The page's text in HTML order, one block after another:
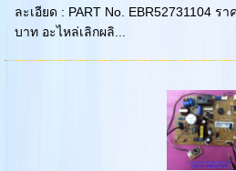
ละเอียด : PART No. EBR52731104 ร
บาท อะไหล่เลิกผลิ...